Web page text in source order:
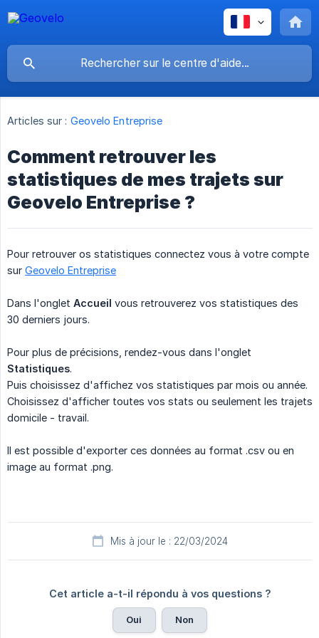
Articles sur : Geovelo Entreprise
Comment retrouver les
statistiques de mes trajets sur
Geovelo Entreprise ?
Pour retrouver os statistiques connectez vous à votre compte
sur Geovelo Entreprise
Dans l'onglet Accueil vous retrouverez vos statistiques des
30 derniers jours.
Pour plus de précisions, rendez-vous dans l'onglet
Statistiques.
Puis choisissez d'affichez vos statistiques par mois ou année.
Choisissez d'afficher toutes vos stats ou seulement les trajets
domicile - travail.
Il est possible d'exporter ces données au format .csv ou en
image au format .png.
Mis à jour le : 22/03/2024
Cet article a-t-il répondu à vos questions ?
Oui Non